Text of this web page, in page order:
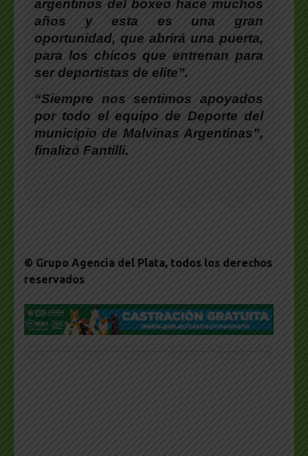
argentinos del boxeo hace muchos
años y esta es una gran
oportunidad, que abrirá una puerta,
para los chicos que entrenan para
ser deportistas de elite”.
“Siempre nos sentimos apoyados
por todo el equipo de Deporte del
municipio de Malvinas Argentinas”,
finalizó Fantilli.
© Grupo Agencia del Plata, todos los derechos
reservados